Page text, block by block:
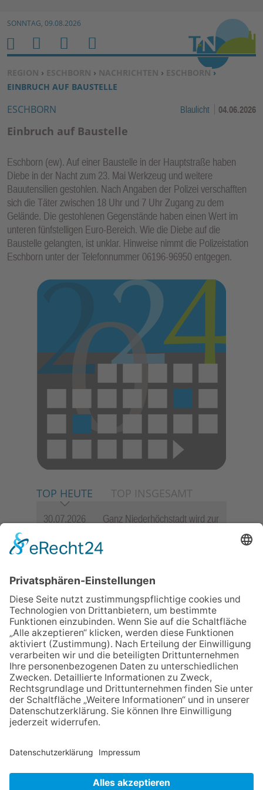
Zum Inhalt springen ↓
SONNTAG, 09.08.2026
SIE BEFINDEN SICH HIER:
REGION › ESCHBORN › NACHRICHTEN › ESCHBORN›
EINBRUCH AUF BAUSTELLE
ESCHBORN Blaulicht 04.06.2026
Einbruch auf Baustelle
Eschborn (ew). Auf einer Baustelle in der Hauptstraße haben
Diebe in der Nacht zum 23. Mai Werkzeug und weitere
Bauutensilien gestohlen. Nach Angaben der Polizei verschafften
sich die Täter zwischen 18 Uhr und 7 Uhr Zugang zu dem
Gelände. Die gestohlenen Gegenstände haben einen Wert im
unteren fünfstelligen Euro-Bereich. Wie die Diebe auf die
Baustelle gelangten, ist unklar. Hinweise nimmt die Polizeistation
Eschborn unter der Telefonnummer 06196-96950 entgegen.
TOP HEUTE TOP INSGESAMT
30.07.2026
Ganz Niederhöchstadt wird zur
06.08.2026
Jugendchor Hochtaunus
Programm „Changes“
Sommerabend: Der Rettershof
lädt wieder zum Weinfest ein
06.08.2026
Hisamoto und Tölke begeistern
mit Werken von Walter
Wachsmuth
09.07.2026
Wasserampel steht auf Gelb:
Stadt ruft zum Wassersparen
auf
H
O
M
E
M
E
N
U
S
U
C
N
B
E
N
Z
R
F
U
N
K
TI
O
N
E
NACH OBEN